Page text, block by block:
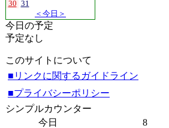
30 31
＜今日＞
今日の予定
予定なし
このサイトについて
■リンクに関するガイドライン
■プライバシーポリシー
シンプルカウンター
今日
8